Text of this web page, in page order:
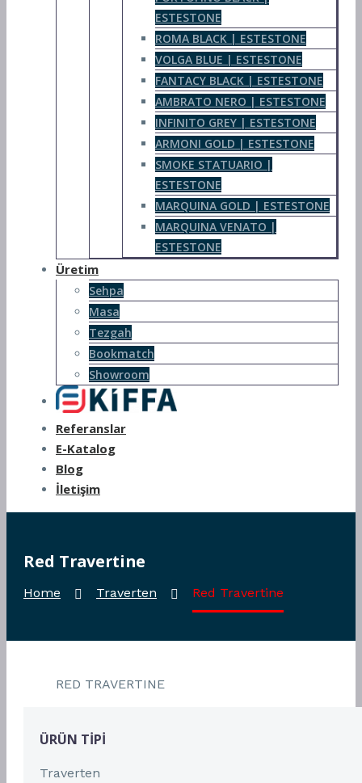
ESTESTONE
ROMA BLACK | ESTESTONE
VOLGA BLUE | ESTESTONE
FANTACY BLACK | ESTESTONE
AMBRATO NERO | ESTESTONE
INFINITO GREY | ESTESTONE
ARMONI GOLD | ESTESTONE
SMOKE STATUARIO |
ESTESTONE
MARQUINA GOLD | ESTESTONE
MARQUINA VENATO |
ESTESTONE
Üretim
Sehpa
Masa
Tezgah
Bookmatch
Showroom
Referanslar
E-Katalog
Blog
İletişim
Red Travertine
Home Traverten Red Travertine
RED TRAVERTINE
ÜRÜN TIPI
Traverten